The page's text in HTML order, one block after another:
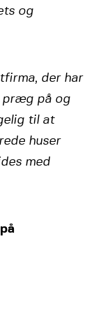
og
der har
præg på og
til at
huser
med